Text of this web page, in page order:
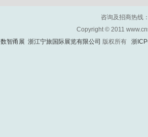
咨询及招商热线
Copyright © 2011
数智甬展 浙江宁旅国际展览有限公司 版权所有 浙